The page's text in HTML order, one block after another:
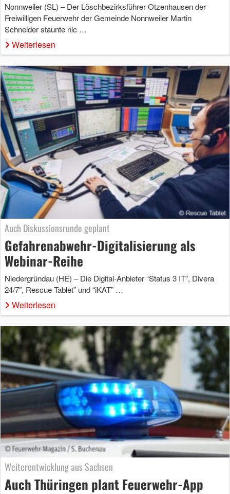
Nonnweiler (SL) – Der Löschbezirksführer Otzenhausen der
Freiwilligen Feuerwehr der Gemeinde Nonnweiler Martin
Schneider staunte nic …
Weiterlesen
Auch Diskussionsrunde geplant
Gefahrenabwehr-Digitalisierung als
Webinar-Reihe
Niedergründau (HE) – Die Digital-Anbieter “Status 3 IT”, Divera
24/7″, Rescue Tablet” und “iKAT” …
Weiterlesen
Weiterentwicklung aus Sachsen
Auch Thüringen plant Feuerwehr-App